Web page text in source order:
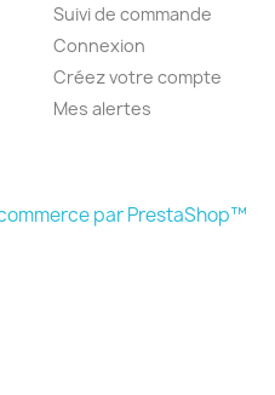
Suivi de commande
Connexion
Créez votre compte
Mes alertes
par PrestaShop™